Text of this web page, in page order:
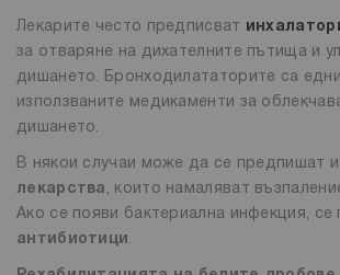
Лекарите често предписват
за отваряне на дихателните пътища и
дишането. Бронходилататорите са
използваните медикаменти за
дишането.
В някои случаи може да се предпишат и
лекарства , които намаляват
Ако се появи бактериална инфекция, се
антибиотици .